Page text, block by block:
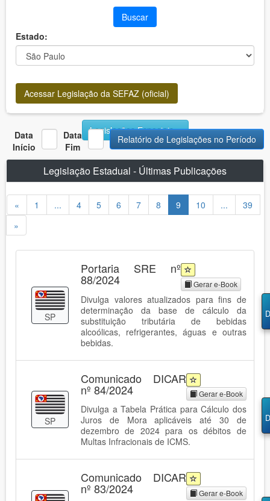
Buscar
Estado:
Acessar Legislação da SEFAZ (oficial)
Legislações Especiais
Data
Início
Data
Fim
Relatório de Legislações no Período
Legislação Estadual - Últimas Publicações
« 1 ... 4 5 6 7 8 9 10 ...
39
»
SP
Portaria SRE nº
88/2024 Gerar e-Book
Divulga valores atualizados para fins de
determinação da base de cálculo da
substituição tributária de bebidas
alcoólicas, refrigerantes, águas e outras
bebidas.
SP
Comunicado DICAR
nº 84/2024 Gerar e-Book
Divulga a Tabela Prática para Cálculo dos
Juros de Mora aplicáveis até 30 de
dezembro de 2024 para os débitos de
Multas Infracionais de ICMS.
Comunicado DICAR
nº 83/2024 Gerar e-Book